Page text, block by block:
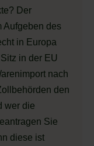
Der
Aufgeben des
in Europa
in der EU
nach
den
wer die
Sie
diese ist